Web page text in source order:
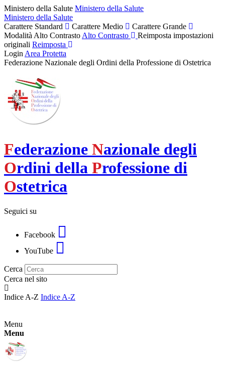
Ministero della Salute Ministero della Salute
Ministero della Salute
Carattere Standard
Carattere Medio
Carattere Grande
Modalità Alto Contrasto Alto Contrasto
Reimposta impostazioni
originali Reimposta
Login Area Protetta
Federazione Nazionale degli Ordini della Professione di Ostetrica
Federazione Nazionale degli
Ordini della Professione di
Ostetrica
Seguici su
Facebook
YouTube
Cerca
Cerca nel sito
Indice A-Z Indice A-Z
Menu
Menu